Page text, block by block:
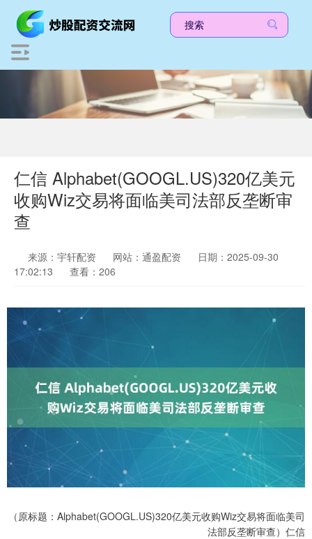
仁信 Alphabet(GOOGL.US)320亿美元
收购Wiz交易将面临美司法部反垄断审
查
来源：宇轩配资 网站：通盈配资
日期：2025-09-30
17:02:13
查看：206
（原标题：Alphabet(GOOGL.US)320亿美元收购Wiz交易将面临美司
法部反垄断审查）仁信